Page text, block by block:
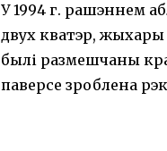
У 1994 г. рашэннем
двух кватэр,
былі размешчаны
паверсе зроблена